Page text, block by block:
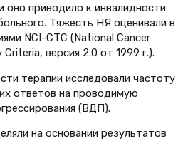
оно приводило к инвалидности
Тяжесть НЯ оценивали в
NCI-CTC (National Cancer
версия 2.0 от 1999 г.).
терапии исследовали частоту
ответов на проводимую
(ВДП).
на основании результатов